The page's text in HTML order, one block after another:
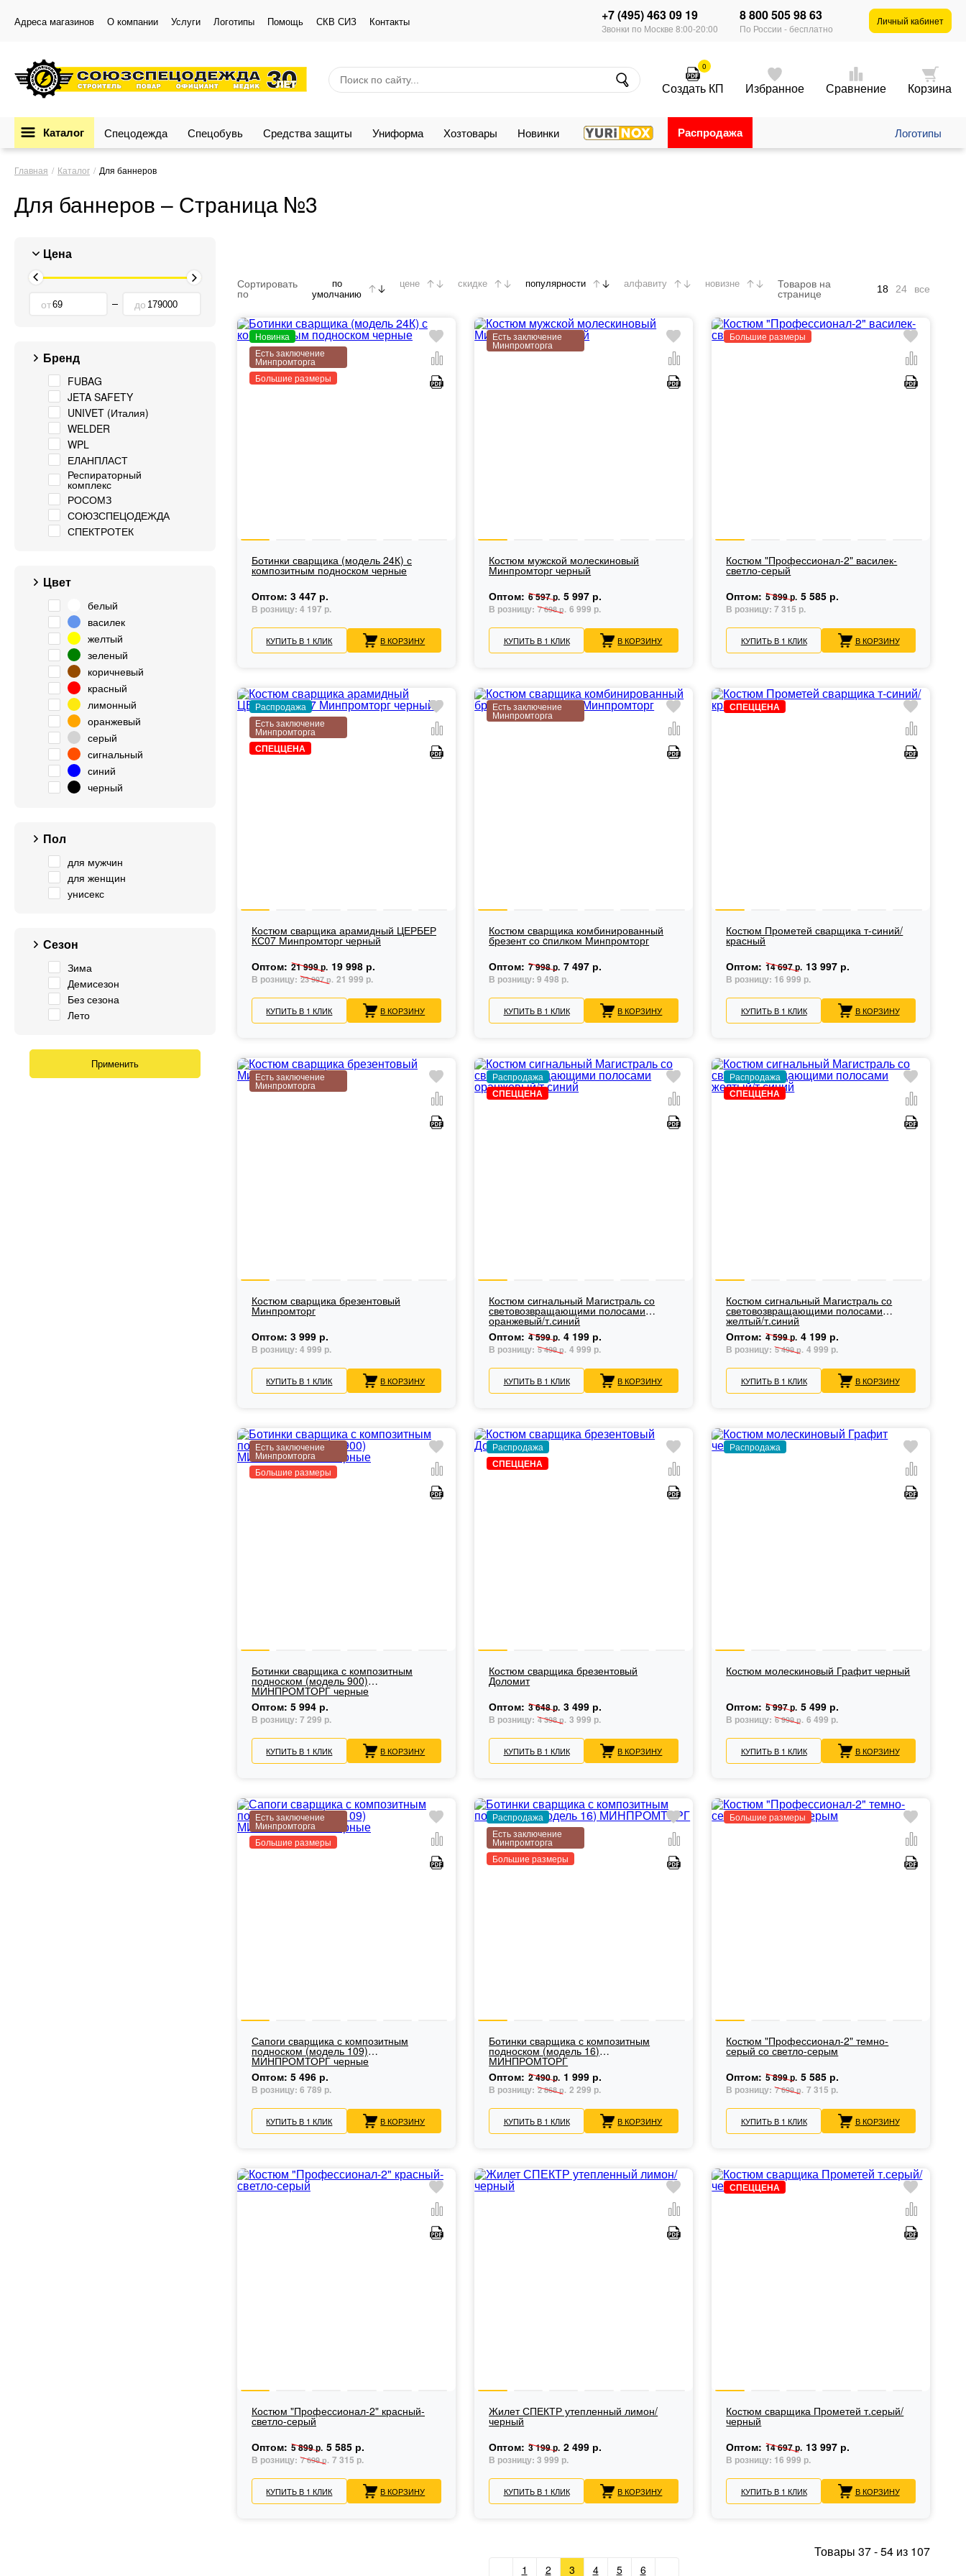
Адреса магазинов О компании Услуги Логотипы Помощь СКВ СИЗ Контакты +7 (495) 463 09 19
Звонки по Москве 8:00-20:00
8 800 505 98 63
По России - бесплатно
Личный кабинет
0
Создать КП Избранное Сравнение Корзина
Каталог Спецодежда Спецобувь Средства защиты Униформа Хозтовары Новинки Распродажа Логотипы
Главная Каталог Для баннеров
Для баннеров – Страница №3
Цена
от до
Бренд
FUBAG
JETA SAFETY
UNIVET (Италия)
WELDER
WPL
ЕЛАНПЛАСТ
Респираторный
комплекс
РОСОМЗ
СОЮЗСПЕЦОДЕЖДА
СПЕКТРОТЕК
Цвет
белый
василек
желтый
зеленый
коричневый
красный
лимонный
оранжевый
серый
сигнальный
синий
черный
Пол
для мужчин
для женщин
унисекс
Сезон
Зима
Демисезон
Без сезона
Лето
Сортировать
по
по
умолчанию
цене скидке популярности алфавиту новизне Товаров на
странице 18 24 все
Новинка
Есть заключение
Минпромторга
Большие размеры
Ботинки сварщика (модель 24К) с
композитным подноском черные
Оптом: 3 447 р.
В розницу: 4 197 р.
КУПИТЬ В 1 КЛИК В КОРЗИНУ
Есть заключение
Минпромторга
Костюм мужской молескиновый
Минпромторг черный
Оптом: 6 597 р. 5 997 р.
В розницу:7 698 р. 6 999 р.
КУПИТЬ В 1 КЛИК В КОРЗИНУ
Большие размеры
Костюм "Профессионал-2" василек-
светло-серый
Оптом: 5 899 р. 5 585 р.
В розницу:7 315 р.
КУПИТЬ В 1 КЛИК В КОРЗИНУ
Распродажа
Есть заключение
Минпромторга
СПЕЦЦЕНА
Костюм сварщика арамидный ЦЕРБЕР
КС07 Минпромторг черный
Оптом: 21 999 р. 19 998 р.
В розницу: 23 997 р. 21 999 р.
КУПИТЬ В 1 КЛИК В КОРЗИНУ
Есть заключение
Минпромторга
Костюм сварщика комбинированный
брезент со cпилком Минпромторг
Оптом: 7 998 р. 7 497 р.
В розницу:9 498 р.
КУПИТЬ В 1 КЛИК В КОРЗИНУ
СПЕЦЦЕНА
Костюм Прометей сварщика т-синий/
красный
Оптом: 14 697 р. 13 997 р.
В розницу: 16 999 р.
КУПИТЬ В 1 КЛИК В КОРЗИНУ
Есть заключение
Минпромторга
Костюм сварщика брезентовый
Минпромторг
Оптом: 3 999 р.
В розницу: 4 999 р.
КУПИТЬ В 1 КЛИК В КОРЗИНУ
Распродажа
СПЕЦЦЕНА
Костюм сигнальный Магистраль со
световозвращающими полосами
оранжевый/т.синий
Оптом: 4 599 р. 4 199 р.
В розницу:5 499 р. 4 999 р.
КУПИТЬ В 1 КЛИК В КОРЗИНУ
Распродажа
СПЕЦЦЕНА
Костюм сигнальный Магистраль со
световозвращающими полосами
желтый/т.синий
Оптом: 4 599 р. 4 199 р.
В розницу:5 499 р. 4 999 р.
КУПИТЬ В 1 КЛИК В КОРЗИНУ
Есть заключение
Минпромторга
Большие размеры
Ботинки сварщика с композитным
подноском (модель 900)
МИНПРОМТОРГ черные
Оптом: 5 994 р.
В розницу: 7 299 р.
КУПИТЬ В 1 КЛИК В КОРЗИНУ
Распродажа
СПЕЦЦЕНА
Костюм сварщика брезентовый
Доломит
Оптом: 3 648 р. 3 499 р.
В розницу:4 398 р. 3 999 р.
КУПИТЬ В 1 КЛИК В КОРЗИНУ
Распродажа
Костюм молескиновый Графит черный
Оптом: 5 997 р. 5 499 р.
В розницу:6 999 р. 6 499 р.
КУПИТЬ В 1 КЛИК В КОРЗИНУ
Есть заключение
Минпромторга
Большие размеры
Сапоги сварщика с композитным
подноском (модель 109)
МИНПРОМТОРГ черные
Оптом: 5 496 р.
В розницу: 6 789 р.
КУПИТЬ В 1 КЛИК В КОРЗИНУ
Распродажа
Есть заключение
Минпромторга
Большие размеры
Ботинки сварщика с композитным
подноском (модель 16)
МИНПРОМТОРГ
Оптом: 2 490 р. 1 999 р.
В розницу:2 868 р. 2 299 р.
КУПИТЬ В 1 КЛИК В КОРЗИНУ
Большие размеры
Костюм "Профессионал-2" темно-
серый со светло-серым
Оптом: 5 899 р. 5 585 р.
В розницу:7 699 р. 7 315 р.
КУПИТЬ В 1 КЛИК В КОРЗИНУ
Костюм "Профессионал-2" красный-
светло-серый
Оптом: 5 899 р. 5 585 р.
В розницу: 7 699 р. 7 315 р.
КУПИТЬ В 1 КЛИК В КОРЗИНУ
Жилет СПЕКТР утепленный лимон/
черный
Оптом: 3 199 р. 2 499 р.
В розницу:3 999 р.
КУПИТЬ В 1 КЛИК В КОРЗИНУ
СПЕЦЦЕНА
Костюм сварщика Прометей т.серый/
черный
Оптом: 14 697 р. 13 997 р.
В розницу: 16 999 р.
КУПИТЬ В 1 КЛИК В КОРЗИНУ
Товары 37-54 из 107
1 2 3 4 5 6
×